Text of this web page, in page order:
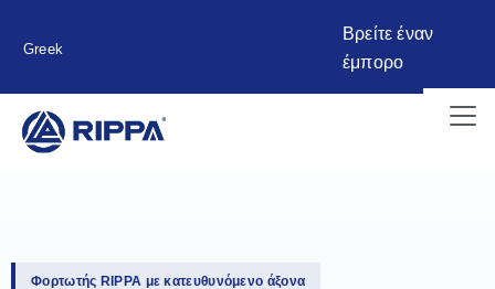
Greek
Βρείτε έναν
έμπορο
Φορτωτής RIPPA με κατευθυνόμενο άξονα